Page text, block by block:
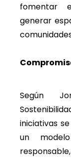
fomentar
generar
Según
iniciativas
un